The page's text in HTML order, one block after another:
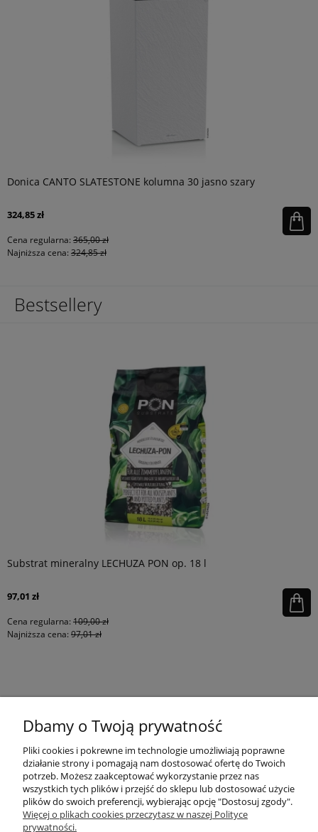
Donica CANTO SLATESTONE kolumna 30 jasno szary
324,85 zł
Cena regularna: 365,00 zł
Najniższa cena: 324,85 zł
Bestsellery
Substrat mineralny LECHUZA PON op. 18 l
97,01 zł
Cena regularna: 109,00 zł
Najniższa cena: 97,01 zł
MOJE KONTO
PŁATNOŚCI I DOSTAWA
Dbamy o Twoją prywatność
Pliki cookies i pokrewne im technologie umożliwiają poprawne
działanie strony i pomagają nam dostosować ofertę do Twoich
potrzeb. Możesz zaakceptować wykorzystanie przez nas
wszystkich tych plików i przejść do sklepu lub dostosować użycie
plików do swoich preferencji, wybierając opcję "Dostosuj zgody".
Więcej o plikach cookies przeczytasz w naszej Polityce
prywatności.